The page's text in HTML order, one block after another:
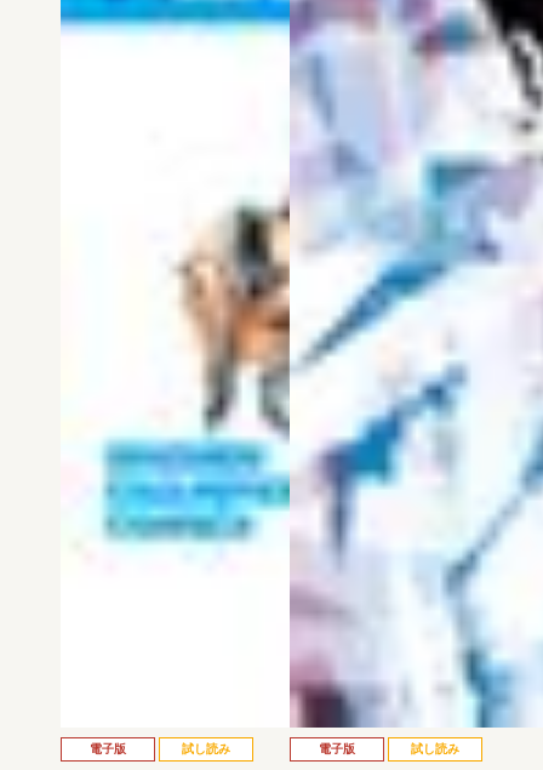
電子版 試し読み 電子版 試し読み